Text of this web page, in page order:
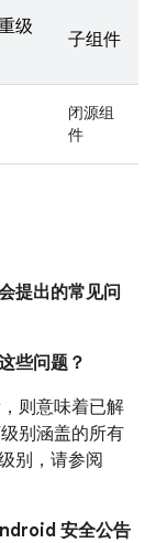
级
子组件
闭源组
件
提出的常见问
些问题？
则意味着已解
别涵盖的所有
别，请参阅
安全公告